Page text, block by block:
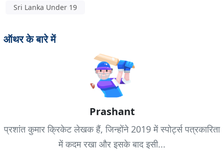
Sri Lanka Under 19
ऑथर के बारे में
Prashant
प्रशांत कुमार क्रिकेट लेखक हैं, जिन्होंने 2019 में स्पोर्ट्स पत्रकारिता
में कदम रखा और इसके बाद इसी...